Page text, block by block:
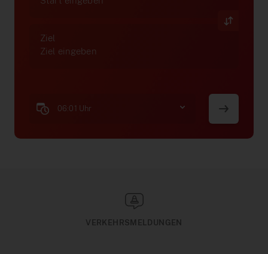
Interaktiver Liniennetzplan
MeinAbo-Portal
Ziel
06:01 Uhr
VERKEHRSMELDUNGEN